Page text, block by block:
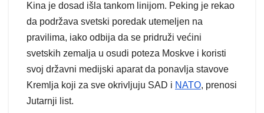
Kina je dosad išla tankom linijom. Peking je rekao
da podržava svetski poredak utemeljen na
pravilima, iako odbija da se pridruži većini
svetskih zemalja u osudi poteza Moskve i koristi
svoj državni medijski aparat da ponavlja stavove
Kremlja koji za sve okrivljuju SAD i NATO, prenosi
Jutarnji list.